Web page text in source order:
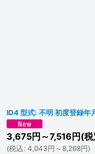
ID4 型式: 不明 初度登録年
3,675円 ～7,516 円(
(税込 : 4,043円 ～8,268円)